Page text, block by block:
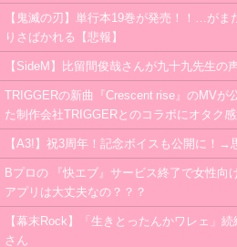
【鬼滅の刃】単行本19巻が発売！！…がま
りさばかれる【悲報】
【SideM】比留間俊哉さんが九十九先生の
TRIGGERの新曲『Crescent rise』のMVが
た制作会社TRIGGERとのコラボにオタク
【A3!】祝3周年！記念ボイスも公開に！→
Bプロの 『快エブ』サービス終了で女性向
アプリは大丈夫なの？？？
【幕末Rock】「生きとったんかワレェ」
さん